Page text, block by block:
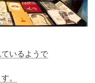
いるようで
。